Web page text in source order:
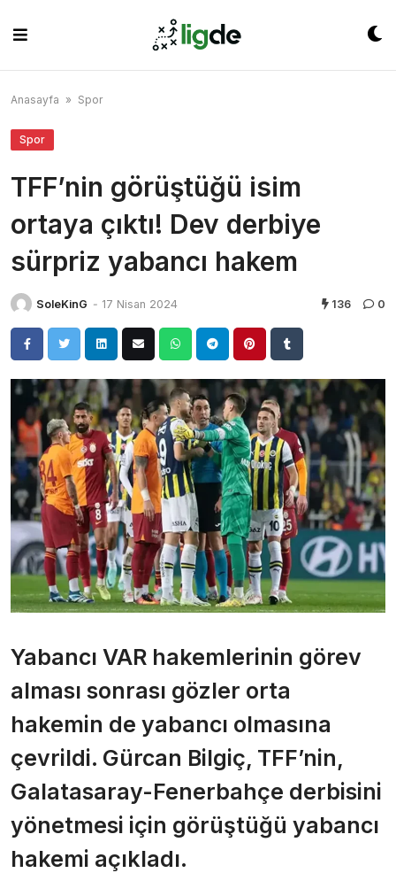
content
Anasayfa » Spor
Spor
TFF’nin görüştüğü isim
ortaya çıktı! Dev derbiye
sürpriz yabancı hakem
SoleKinG - 17 Nisan 2024 136 0
Yabancı VAR hakemlerinin görev
alması sonrası gözler orta
hakemin de yabancı olmasına
çevrildi. Gürcan Bilgiç, TFF’nin,
Galatasaray-Fenerbahçe derbisini
yönetmesi için görüştüğü yabancı
hakemi açıkladı.